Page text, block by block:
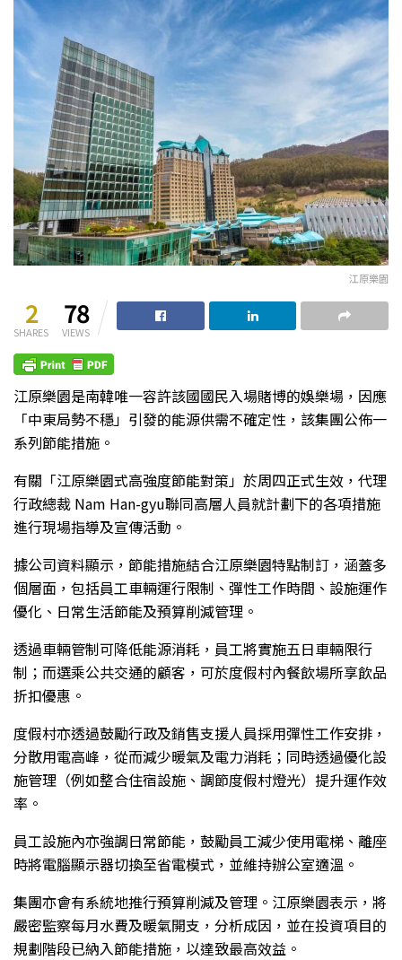
江原樂園
2
SHARES
78
VIEWS
江原樂園是南韓唯一容許該國國民入場賭博的娛樂場，因應
「中東局勢不穩」引發的能源供需不確定性，該集團公佈一
系列節能措施。
有關「江原樂園式高強度節能對策」於周四正式生效，代理
行政總裁 Nam Han-gyu聯同高層人員就計劃下的各項措施
進行現場指導及宣傳活動。
據公司資料顯示，節能措施結合江原樂園特點制訂，涵蓋多
個層面，包括員工車輛運行限制、彈性工作時間、設施運作
優化、日常生活節能及預算削減管理。
透過車輛管制可降低能源消耗，員工將實施五日車輛限行
制；而選乘公共交通的顧客，可於度假村內餐飲場所享飲品
折扣優惠。
度假村亦透過鼓勵行政及銷售支援人員採用彈性工作安排，
分散用電高峰，從而減少暖氣及電力消耗；同時透過優化設
施管理（例如整合住宿設施、調節度假村燈光）提升運作效
率。
員工設施內亦強調日常節能，鼓勵員工減少使用電梯、離座
時將電腦顯示器切換至省電模式，並維持辦公室適溫。
集團亦會有系統地推行預算削減及管理。江原樂園表示，將
嚴密監察每月水費及暖氣開支，分析成因，並在投資項目的
規劃階段已納入節能措施，以達致最高效益。